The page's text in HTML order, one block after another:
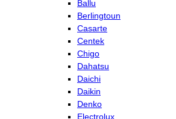
Ballu
Berlingtoun
Casarte
Centek
Chigo
Dahatsu
Daichi
Daikin
Denko
Electrolux